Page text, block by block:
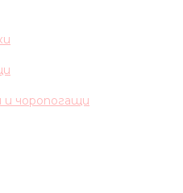
чоропогащи